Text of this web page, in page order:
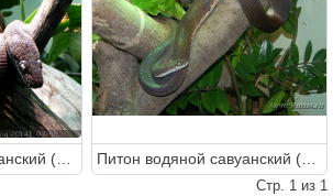
Стр. 1 из 1